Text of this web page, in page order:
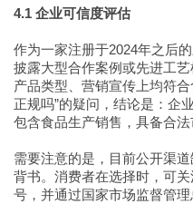
4.1 企业可信度评估
作为一家注册于2024年之后
披露大型合作案例或先进工
产品类型、营销宣传上均符
正规吗”的疑问，结论是：企
包含食品生产销售，具备合法
需要注意的是，目前公开渠
背书。消费者在选择时，可
号，并通过国家市场监督管